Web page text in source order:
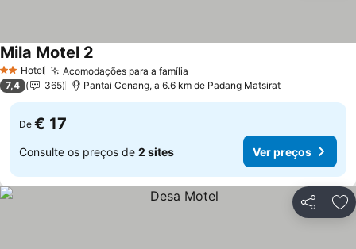
2 Estrelas
Hotel Acomodações para a família
Mila Motel 2
7,4 365 Pantai Cenang, a 6.6 km de Padang Matsirat
De € 17
Consulte os preços de 2 sites Ver preços
Partilhar